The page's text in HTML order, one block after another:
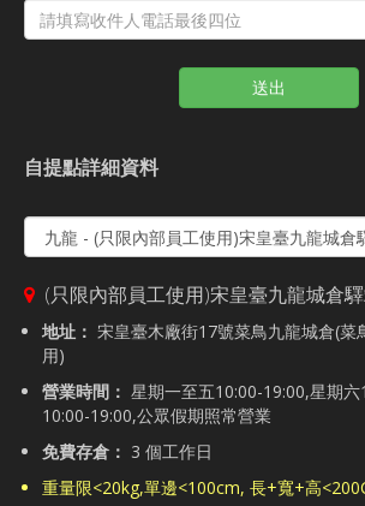
送出
自提點詳細資料
(只限內部員工使用)宋皇臺九龍城倉
地址： 宋皇臺木廠街17號菜鳥九龍城倉(菜
用)
營業時間： 星期一至五10:00-19:00,星期
10:00-19:00,公眾假期照常營業
免費存倉： 3 個工作日
重量限<20kg,單邊<100cm, 長+寬+高